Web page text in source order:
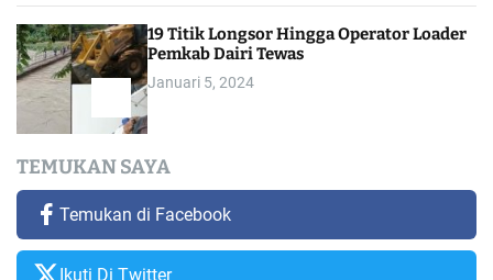
19 Titik Longsor Hingga Operator Loader
Pemkab Dairi Tewas
Januari 5, 2024
TEMUKAN SAYA
Temukan di Facebook
Ikuti Di Twitter